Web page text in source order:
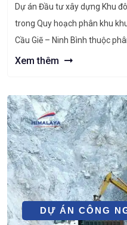
Dự án Đầu tư xây dựng Khu
trong Quy hoạch phân khu
Cầu Giẽ – Ninh Bình thuộc
hoạch chung thành phố Phủ
Xem thêm
DỰ ÁN CÔNG